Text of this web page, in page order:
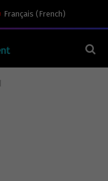
Français (French)